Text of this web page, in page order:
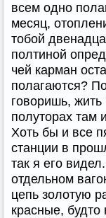
всем одно
месяц,
тобой
полтиной
чей карман
полагаются?
говоришь,
полуторах там
Хоть бы и все
станции в
так я его
отдельном
цепь золотую
красные,